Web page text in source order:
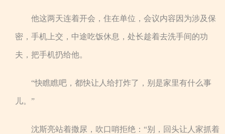
他这两天连着开会，住在单位，会议内容因为涉及保
密，手机上交，中途吃饭休息，处长趁着去洗手间的功
夫，把手机扔给他。
“快瞧瞧吧，都快让人给打炸了，别是家里有什么事
儿。”
沈斯亮站着撒尿，吹口哨拒绝：“别，回头让人家抓着